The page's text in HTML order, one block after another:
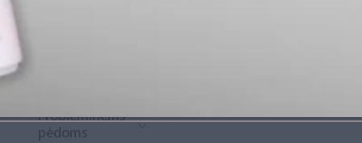
Probleminėms
pėdoms